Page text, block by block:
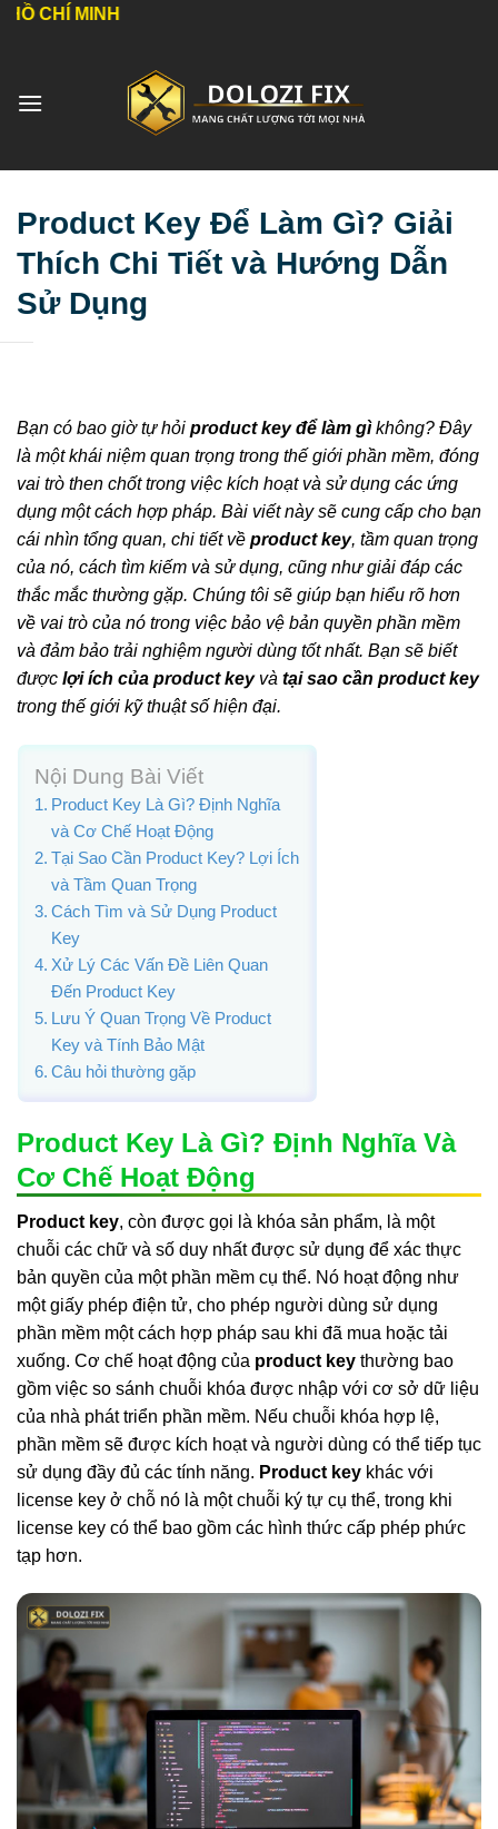
Bỏ
dung
Product Key Để Làm Gì? Giải
Thích Chi Tiết và Hướng Dẫn
Sử Dụng
Bạn có bao giờ tự hỏi product key để làm gìkhông? Đây
là một khái niệm quan trọng trong thế giới phần mềm, đóng
vai trò then chốt trong việc kích hoạt và sử dụng các ứng
dụng một cách hợp pháp. Bài viết này sẽ cung cấp cho bạn
cái nhìn tổng quan, chi tiết về product key, tầm quan trọng
của nó, cách tìm kiếm và sử dụng, cũng như giải đáp các
thắc mắc thường gặp. Chúng tôi sẽ giúp bạn hiểu rõ hơn
về vai trò của nó trong việc bảo vệ bản quyền phần mềm
và đảm bảo trải nghiệm người dùng tốt nhất. Bạn sẽ biết
được lợi ích của product keyvà tại sao cần product key
trong thế giới kỹ thuật số hiện đại.
Nội Dung Bài Viết
Product Key Là Gì? Định Nghĩa
và Cơ Chế Hoạt Động
Tại Sao Cần Product Key? Lợi Ích
và Tầm Quan Trọng
Cách Tìm và Sử Dụng Product
Key
Xử Lý Các Vấn Đề Liên Quan
Đến Product Key
Lưu Ý Quan Trọng Về Product
Key và Tính Bảo Mật
Câu hỏi thường gặp
Product Key Là Gì? Định Nghĩa Và
Cơ Chế Hoạt Động
Product key, còn được gọi là khóa sản phẩm, là một
chuỗi các chữ và số duy nhất được sử dụng để xác thực
bản quyền của một phần mềm cụ thể. Nó hoạt động như
một giấy phép điện tử, cho phép người dùng sử dụng
phần mềm một cách hợp pháp sau khi đã mua hoặc tải
xuống. Cơ chế hoạt động của product key thường bao
gồm việc so sánh chuỗi khóa được nhập với cơ sở dữ liệu
của nhà phát triển phần mềm. Nếu chuỗi khóa hợp lệ,
phần mềm sẽ được kích hoạt và người dùng có thể tiếp tục
sử dụng đầy đủ các tính năng. Product key khác với
license key ở chỗ nó là một chuỗi ký tự cụ thể, trong khi
license key có thể bao gồm các hình thức cấp phép phức
tạp hơn.